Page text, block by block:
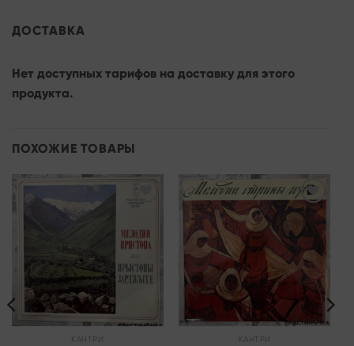
ДОСТАВКА
Нет доступных тарифов на доставку для этого
продукта.
ПОХОЖИЕ ТОВАРЫ
КАНТРИ
Add to
wishlist
КАНТРИ